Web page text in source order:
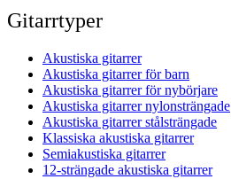
Gitarrtyper
Akustiska gitarrer
Akustiska gitarrer för barn
Akustiska gitarrer för nybörjare
Akustiska gitarrer nylonsträngade
Akustiska gitarrer stålsträngade
Klassiska akustiska gitarrer
Semiakustiska gitarrer
12-strängade akustiska gitarrer